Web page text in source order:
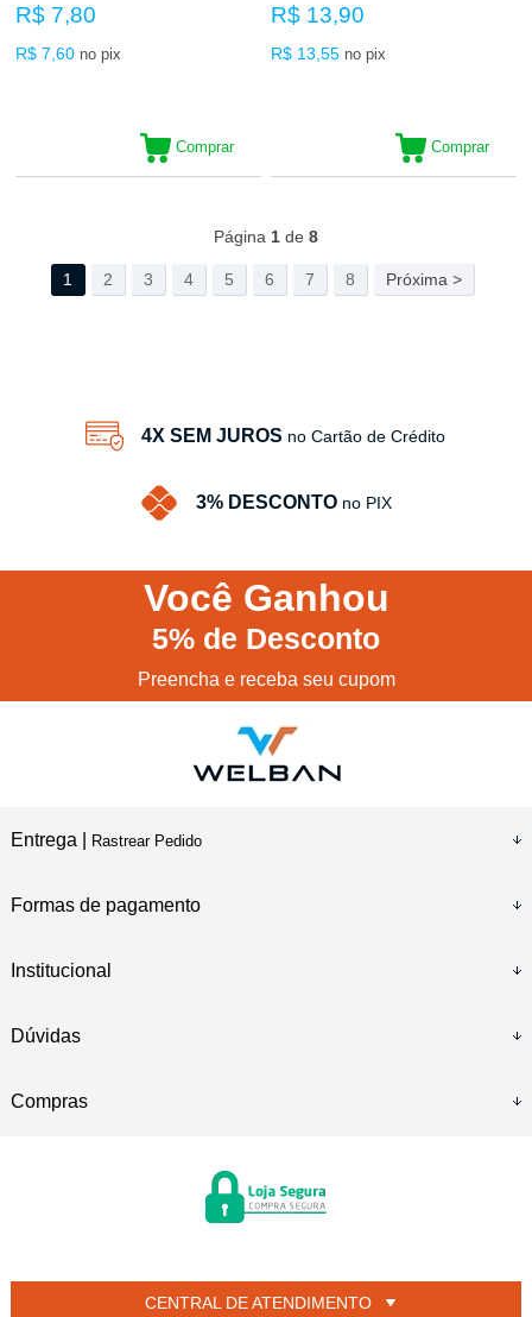
R$ 7,80
R$ 7,60 no pix
Comprar
R$ 13,90
R$ 13,55 no pix
Comprar
Página 1de 8
1 2 3 4 5 6 7 8 Próxima >
4X SEM JUROS no Cartão de Crédito
3% DESCONTO no PIX
Você Ganhou
5% de Desconto
Preencha e receba seu cupom
Entrega | Rastrear Pedido
Formas de pagamento
Institucional
Dúvidas
Compras
CENTRAL DE ATENDIMENTO